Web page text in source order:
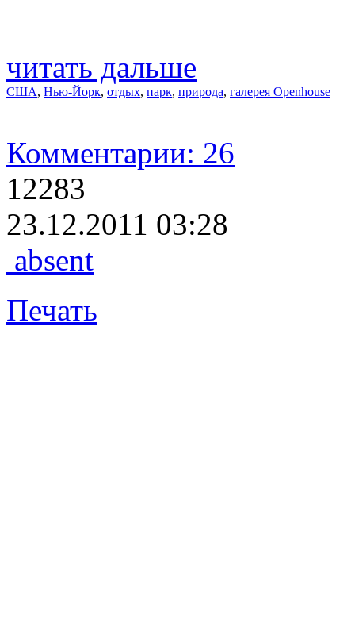
читать дальше
США, Нью-Йорк, отдых, парк, природа, галерея Openhouse
Комментарии: 26
12283
23.12.2011 03:28
absent
Печать